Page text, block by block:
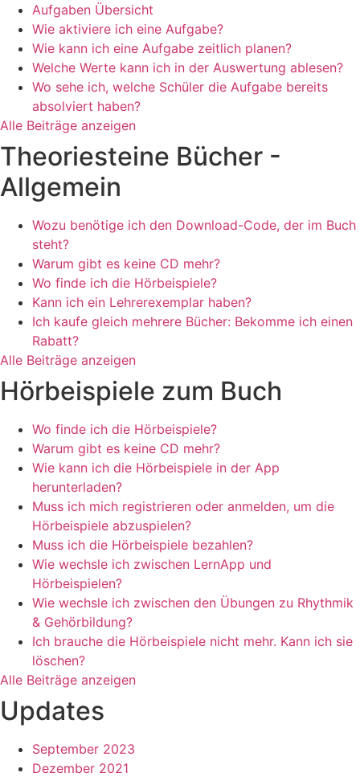
Aufgaben Übersicht
Wie aktiviere ich eine Aufgabe?
Wie kann ich eine Aufgabe zeitlich planen?
Welche Werte kann ich in der Auswertung ablesen?
Wo sehe ich, welche Schüler die Aufgabe bereits
absolviert haben?
Alle Beiträge anzeigen
Theoriesteine Bücher -
Allgemein
Wozu benötige ich den Download-Code, der im Buch
steht?
Warum gibt es keine CD mehr?
Wo finde ich die Hörbeispiele?
Kann ich ein Lehrerexemplar haben?
Ich kaufe gleich mehrere Bücher: Bekomme ich einen
Rabatt?
Alle Beiträge anzeigen
Hörbeispiele zum Buch
Wo finde ich die Hörbeispiele?
Warum gibt es keine CD mehr?
Wie kann ich die Hörbeispiele in der App
herunterladen?
Muss ich mich registrieren oder anmelden, um die
Hörbeispiele abzuspielen?
Muss ich die Hörbeispiele bezahlen?
Wie wechsle ich zwischen LernApp und
Hörbeispielen?
Wie wechsle ich zwischen den Übungen zu Rhythmik
& Gehörbildung?
Ich brauche die Hörbeispiele nicht mehr. Kann ich sie
löschen?
Alle Beiträge anzeigen
Updates
September 2023
Dezember 2021